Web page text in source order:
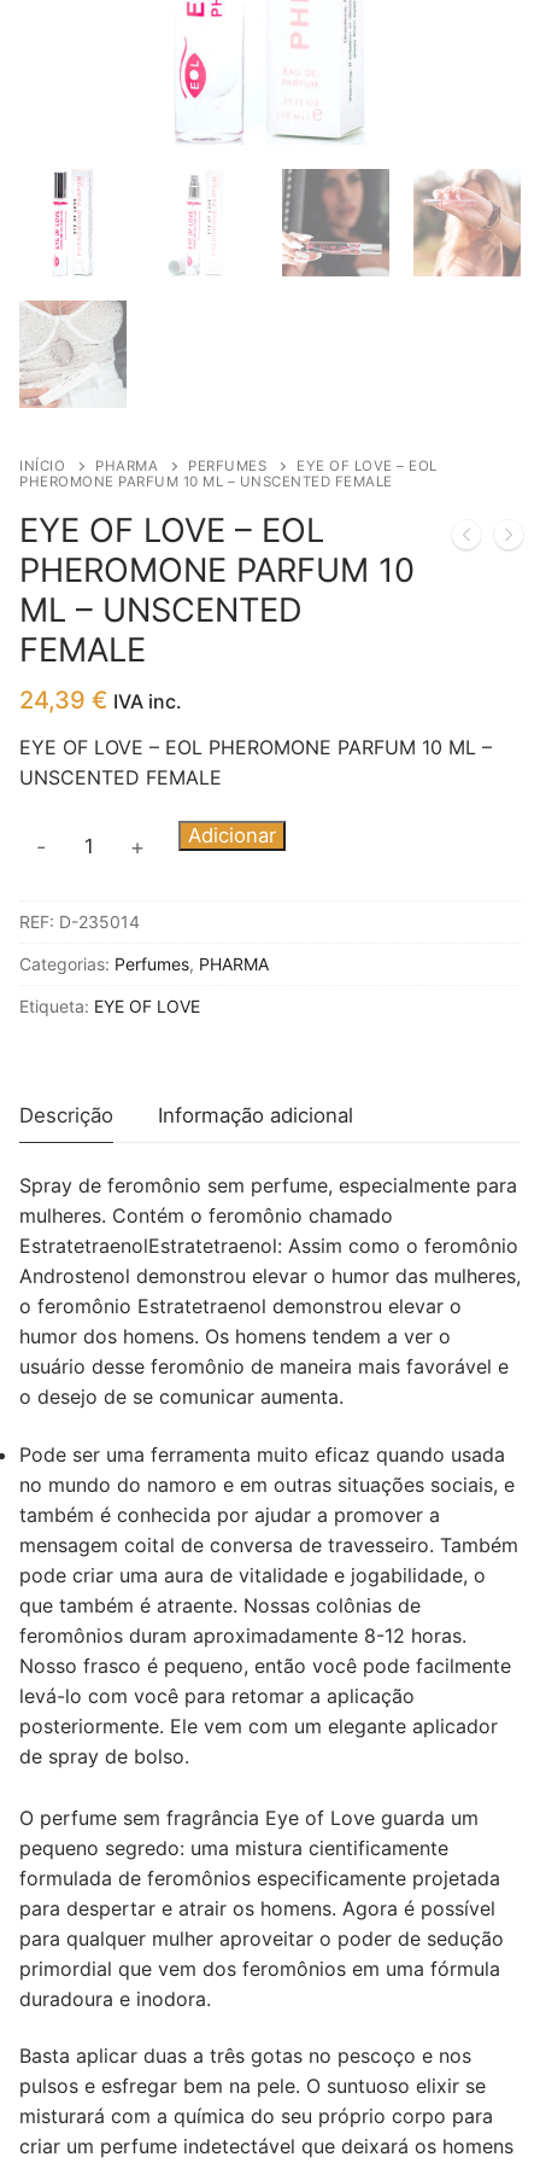
INÍCIO PHARMA PERFUMES
EYE OF LOVE – EOL
PHEROMONE PARFUM 10 ML – UNSCENTED FEMALE
EYE OF LOVE – EOL
PHEROMONE PARFUM 10
ML – UNSCENTED
FEMALE
24,39 € IVA inc.
EYE OF LOVE – EOL PHEROMONE PARFUM 10 ML –
UNSCENTED FEMALE
Quantidade
OF
LOVE
EOL
10
UNSCENTED
FEMALE
- + Adicionar
REF: D-235014
Categorias: Perfumes, PHARMA
Etiqueta: EYE OF LOVE
Descrição Informação adicional
Spray de feromônio sem perfume, especialmente para
mulheres. Contém o feromônio chamado
EstratetraenolEstratetraenol: Assim como o feromônio
Androstenol demonstrou elevar o humor das mulheres,
o feromônio Estratetraenol demonstrou elevar o
humor dos homens. Os homens tendem a ver o
usuário desse feromônio de maneira mais favorável e
o desejo de se comunicar aumenta.
Pode ser uma ferramenta muito eficaz quando usada
no mundo do namoro e em outras situações sociais, e
também é conhecida por ajudar a promover a
mensagem coital de conversa de travesseiro. Também
pode criar uma aura de vitalidade e jogabilidade, o
que também é atraente. Nossas colônias de
feromônios duram aproximadamente 8-12 horas.
Nosso frasco é pequeno, então você pode facilmente
levá-lo com você para retomar a aplicação
posteriormente. Ele vem com um elegante aplicador
de spray de bolso.
O perfume sem fragrância Eye of Love guarda um
pequeno segredo: uma mistura cientificamente
formulada de feromônios especificamente projetada
para despertar e atrair os homens. Agora é possível
para qualquer mulher aproveitar o poder de sedução
primordial que vem dos feromônios em uma fórmula
duradoura e inodora.
Basta aplicar duas a três gotas no pescoço e nos
pulsos e esfregar bem na pele. O suntuoso elixir se
misturará com a química do seu próprio corpo para
criar um perfume indetectável que deixará os homens